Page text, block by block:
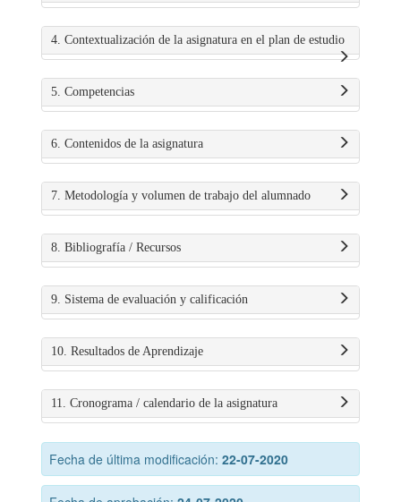
4. Contextualización de la asignatura en el plan de estudio
5. Competencias
6. Contenidos de la asignatura
7. Metodología y volumen de trabajo del alumnado
8. Bibliografía / Recursos
9. Sistema de evaluación y calificación
10. Resultados de Aprendizaje
11. Cronograma / calendario de la asignatura
Fecha de última modificación: 22-07-2020